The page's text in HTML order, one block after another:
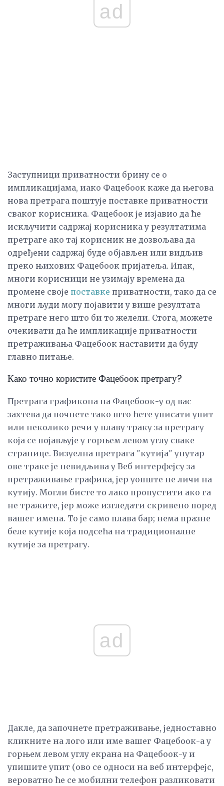
ad
Заступници приватности брину се о
импликацијама, иако Фацебоок каже да његова
нова претрага поштује поставке приватности
сваког корисника. Фацебоок је изјавио да ће
искључити садржај корисника у резултатима
претраге ако тај корисник не дозвољава да
одређени садржај буде објављен или видљив
преко њихових Фацебоок пријатеља. Ипак,
многи корисници не узимају времена да
промене своје поставке приватности, тако да се
многи људи могу појавити у више резултата
претраге него што би то желели. Стога, можете
очекивати да ће импликације приватности
претраживања Фацебоок наставити да буду
главно питање.
Како точно користите Фацебоок претрагу?
Претрага графикона на Фацебоок-у од вас
захтева да почнете тако што ћете уписати упит
или неколико речи у плаву траку за претрагу
која се појављује у горњем левом углу сваке
странице. Визуелна претрага "кутија" унутар
ове траке је невидљива у Веб интерфејсу за
претраживање графика, јер уопште не личи на
кутију. Могли бисте то лако пропустити ако га
не тражите, јер може изгледати скривено поред
вашег имена. То је само плава бар; нема празне
беле кутије која подсећа на традиционалне
кутије за претрагу.
ad
Дакле, да започнете претраживање, једноставно
кликните на лого или име вашег Фацебоок-а у
горњем левом углу екрана на Фацебоок-у и
упишите упит (ово се односи на веб интерфејс,
вероватно ће се мобилни телефон разликовати